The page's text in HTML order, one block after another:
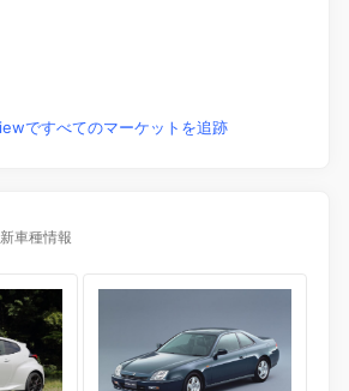
ですべてのマーケットを追跡
新車種情報